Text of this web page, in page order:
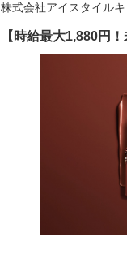
株式会社アイスタイル
【時給最大1,880円